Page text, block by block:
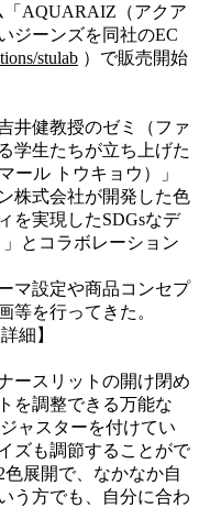
「AQUARAIZ（アクア
ジーンズを同社のEC
stulab ）で販売開始
井健教授のゼミ（ファ
学⽣たちが⽴ち上げた
ール トウキョウ）」
株式会社が開発した⾊
を実現したSDGsなデ
とコラボレーション
マ設定や商品コンセプ
等を⾏ってきた。
細】
ースリットの開け閉め
を調整できる万能な
ャスターを付けてい
ズも調節することがで
展開で、なかなか⾃
う⽅でも、⾃分に合わ